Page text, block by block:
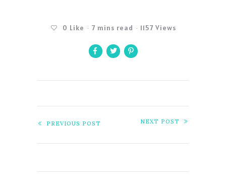
0 Like 7 mins read 1157 Views
PREVIOUS POST NEXT POST